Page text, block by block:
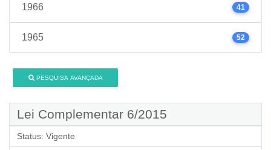
1966 41
1965 52
PESQUISA AVANÇADA
Lei Complementar 6/2015
Status: Vigente